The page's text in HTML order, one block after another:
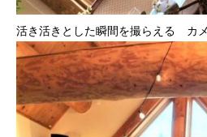
活き活きとした瞬間を撮らえる カ